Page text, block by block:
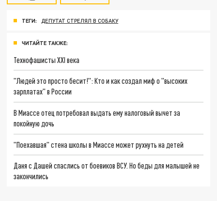
ТЕГИ: ДЕПУТАТ СТРЕЛЯЛ В СОБАКУ
ЧИТАЙТЕ ТАКЖЕ:
Технофашисты XXI века
"Людей это просто бесит!": Кто и как создал миф о "высоких
зарплатах" в России
В Миассе отец потребовал выдать ему налоговый вычет за
покойную дочь
"Поехавшая" стена школы в Миассе может рухнуть на детей
Даня с Дашей спаслись от боевиков ВСУ. Но беды для малышей не
закончились